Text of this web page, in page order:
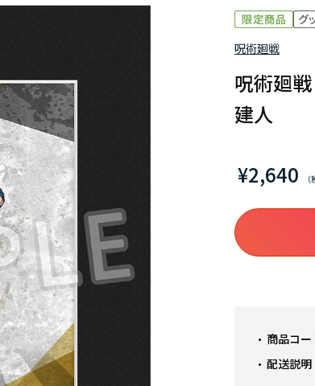
呪術廻戦
呪術廻
建人
¥2,640
商品コー
配送説明